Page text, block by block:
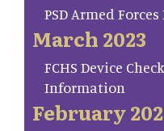
PSD Armed
March 2023
FCHS Device
Information
February